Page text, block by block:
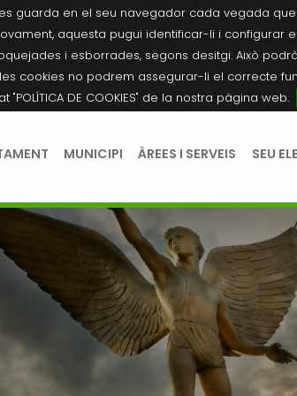
guarda en el seu navegador cada vegada
aquesta pugui identificar-li i
i esborrades, segons desitgi. Això
cookies no podrem assegurar-li el correcte
"POLÍTICA DE COOKIES" de la nostra pàgina web.
MUNICIPI ÀREES I SERVEIS SEU